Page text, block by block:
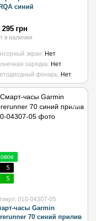
синий
295 грн
в наличии
экран Нет
зарядка Нет
фонарь Нет
5
5
010-04307-05
часы Garmin
70 синий прилив